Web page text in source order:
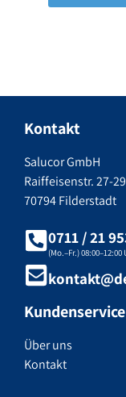
Kontakt
Salucor GmbH
Raiffeisenstr. 27-29
70794 Filderstadt
0711 / 21
(Mo.–Fr.)
Kundenservice
Über uns
Kontakt